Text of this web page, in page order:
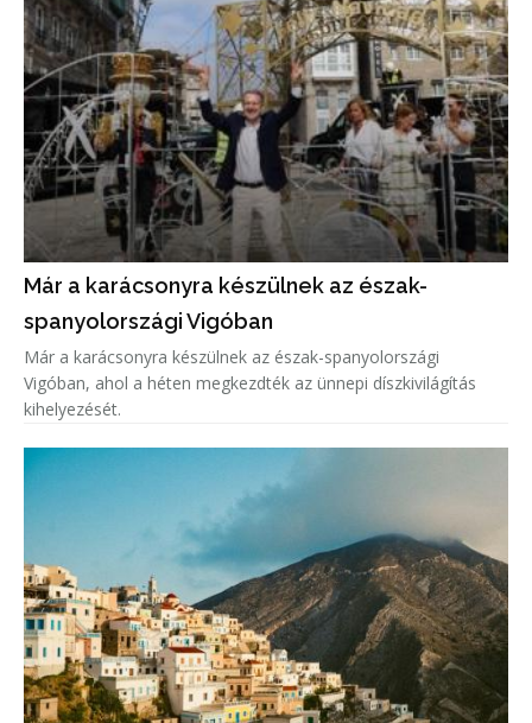
Már a karácsonyra készülnek az észak-
spanyolországi Vigóban
Már a karácsonyra készülnek az észak-spanyolországi
Vigóban, ahol a héten megkezdték az ünnepi díszkivilágítás
kihelyezését.